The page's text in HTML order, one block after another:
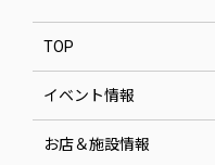
TOP
イベント情報
お店＆施設情報